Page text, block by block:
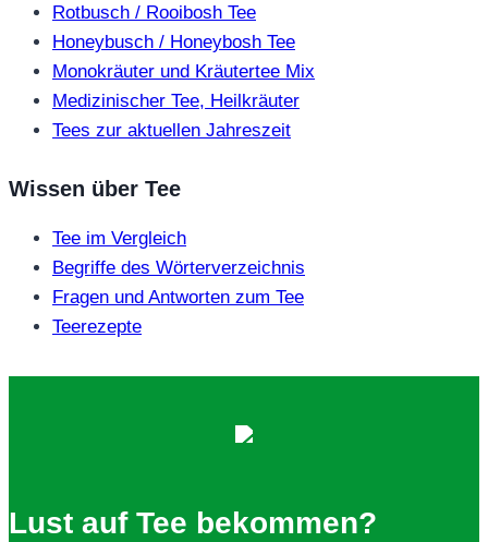
Rotbusch / Rooibosh Tee
Honeybusch / Honeybosh Tee
Monokräuter und Kräutertee Mix
Medizinischer Tee, Heilkräuter
Tees zur aktuellen Jahreszeit
Wissen über Tee
Tee im Vergleich
Begriffe des Wörterverzeichnis
Fragen und Antworten zum Tee
Teerezepte
Lust auf Tee bekommen?